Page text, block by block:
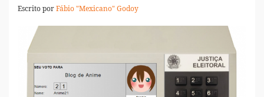
Escrito porFábio "Mexicano" Godoy